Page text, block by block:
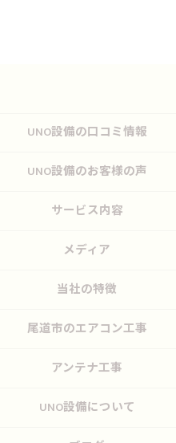
UNO設備の口コミ情報
UNO設備のお客様の声
サービス内容
メディア
当社の特徴
尾道市のエアコン工事
アンテナ工事
UNO設備について